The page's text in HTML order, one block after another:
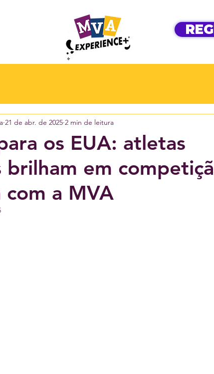
os EUA: atletas
brilham em
com a MVA
21 de abr. de 2025 2 min de leitura